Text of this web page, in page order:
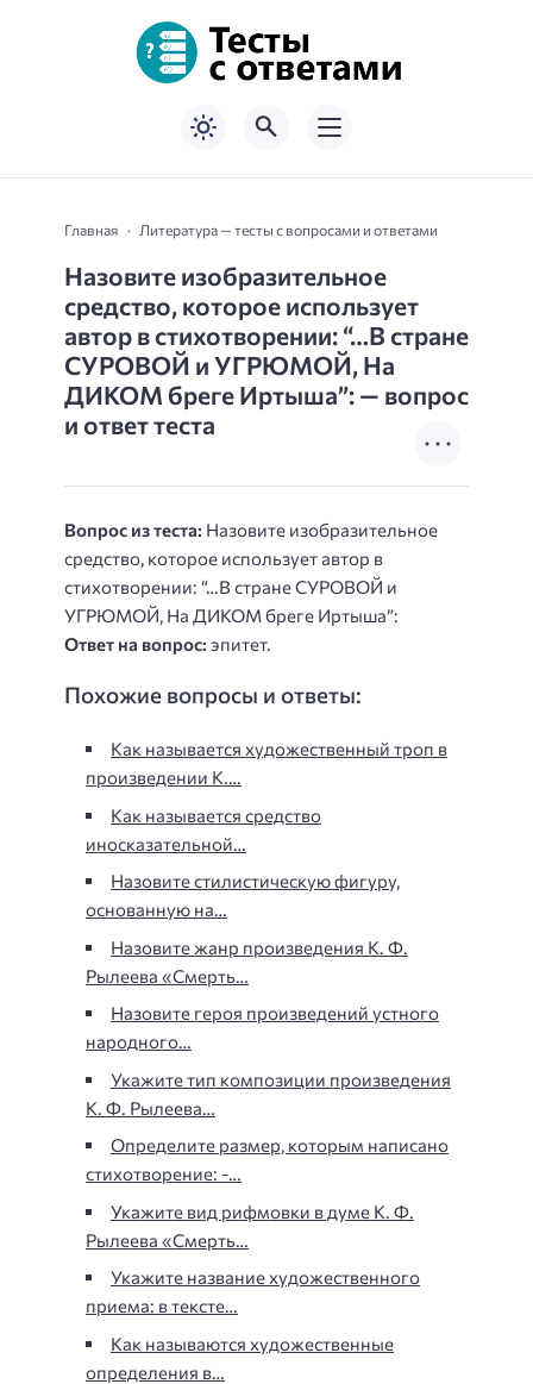
Главная Литература — тесты с вопросами и ответами
Назовите изобразительное
средство, которое использует
автор в стихотворении: “…В стране
СУРОВОЙ и УГРЮМОЙ, На
ДИКОМ бреге Иртыша”: — вопрос
и ответ теста
Вопрос из теста: Назовите изобразительное
средство, которое использует автор в
стихотворении: “…В стране СУРОВОЙ и
УГРЮМОЙ, На ДИКОМ бреге Иртыша”:
Ответ на вопрос: эпитет.
Похожие вопросы и ответы:
Как называется художественный троп в
произведении К.…
Как называется средство
иносказательной…
Назовите стилистическую фигуру,
основанную на…
Назовите жанр произведения К. Ф.
Рылеева «Смерть…
Назовите героя произведений устного
народного…
Укажите тип композиции произведения
К. Ф. Рылеева…
Определите размер, которым написано
стихотворение: -…
Укажите вид рифмовки в думе К. Ф.
Рылеева «Смерть…
Укажите название художественного
приема: в тексте…
Как называются художественные
определения в…